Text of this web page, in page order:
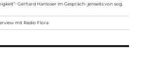
Gerhard Hanloser im Gespräch- jenseits von sog.
mit Radio Flora